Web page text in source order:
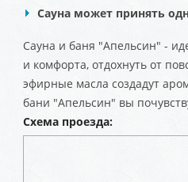
Сауна может принять
Сауна и баня "Апельсин" -
и комфорта, отдохнуть от
эфирные масла создадут
бани "Апельсин" вы
Схема проезда: